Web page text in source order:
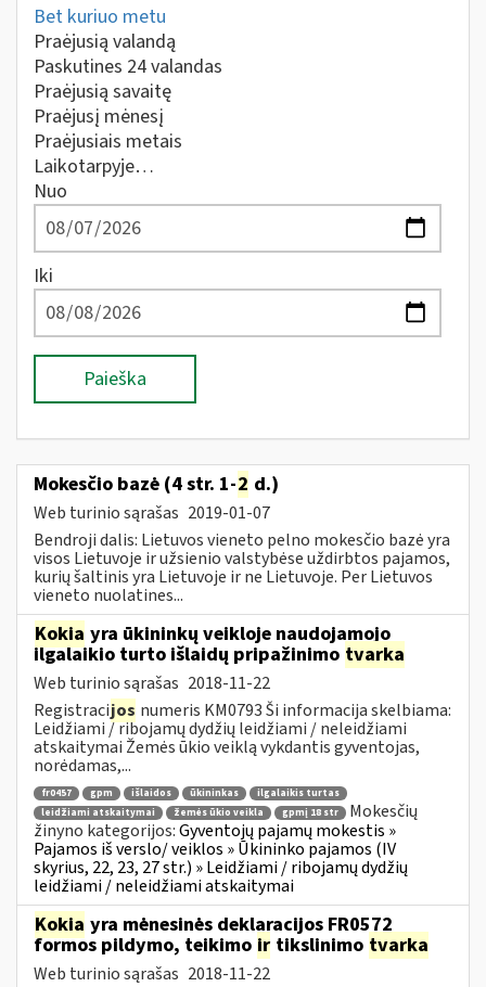
Bet kuriuo metu
Praėjusią valandą
Paskutines 24 valandas
Praėjusią savaitę
Praėjusį mėnesį
Praėjusiais metais
Laikotarpyje…
Nuo
Iki
Paieška
Mokesčio bazė (4 str. 1-2 d.)
Web turinio sąrašas 2019-01-07
Bendroji dalis: Lietuvos vieneto pelno mokesčio bazė yra
visos Lietuvoje ir užsienio valstybėse uždirbtos pajamos,
kurių šaltinis yra Lietuvoje ir ne Lietuvoje. Per Lietuvos
vieneto nuolatines...
Kokia yra ūkininkų veikloje naudojamojo
ilgalaikio turto išlaidų pripažinimo tvarka
Web turinio sąrašas 2018-11-22
Registracijos numeris KM0793 Ši informacija skelbiama:
Leidžiami / ribojamų dydžių leidžiami / neleidžiami
atskaitymai Žemės ūkio veiklą vykdantis gyventojas,
norėdamas,...
fr0457 gpm išlaidos ūkininkas
ilgalaikis turtas
leidžiami atskaitymai
žemės ūkio veikla gpmį 18 str
Mokesčių
žinyno kategorijos:Gyventojų pajamų mokestis »
Pajamos iš verslo/ veiklos » Ūkininko pajamos (IV
skyrius, 22, 23, 27 str.) » Leidžiami / ribojamų dydžių
leidžiami / neleidžiami atskaitymai
Kokia yra mėnesinės deklaracijos FR0572
formos pildymo, teikimo ir tikslinimo tvarka
Web turinio sąrašas 2018-11-22